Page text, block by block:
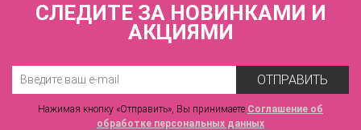
СЛЕДИТЕ ЗА НОВИНКАМИ И
АКЦИЯМИ
ОТПРАВИТЬ
Нажимая кнопку «Отправить», Вы принимаете Соглашение об
обработке персональных данных